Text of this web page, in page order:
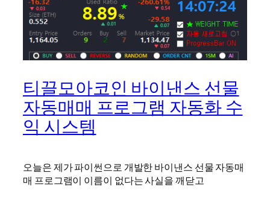
티끌모아코인 바이낸스 선물
자동매매 프로그램 자동화 수
익 시스템
오늘은 제가 파이썬으로 개발한 바이낸스 선물 자동매
매 프로그램이 이름이 없다는 사실을 깨닫고